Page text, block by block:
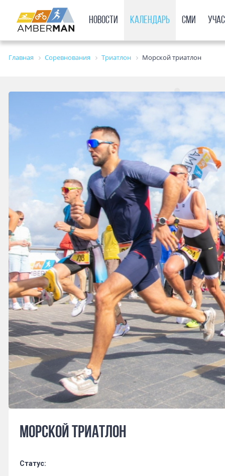
Новости Календарь СМИ
Главная Соревнования Триатлон Морской триатлон
Морской триатлон
Статус: